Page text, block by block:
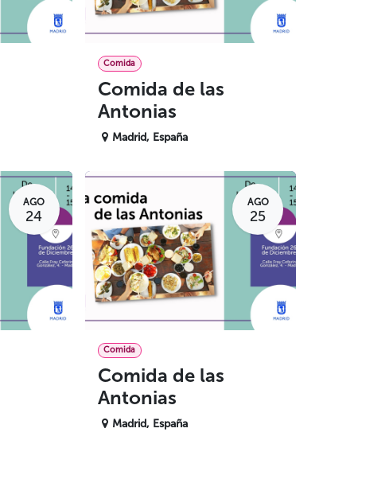
Comida
Comida de las
Antonias
Madrid, España
AGO
24
AGO
25
Comida
Comida de las
Antonias
Madrid, España